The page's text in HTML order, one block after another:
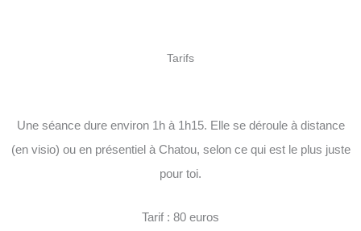
Tarifs
Une séance dure environ 1h à 1h15. Elle se déroule à distance
(en visio) ou en présentiel à Chatou, selon ce qui est le plus juste
pour toi.
Tarif : 80 euros